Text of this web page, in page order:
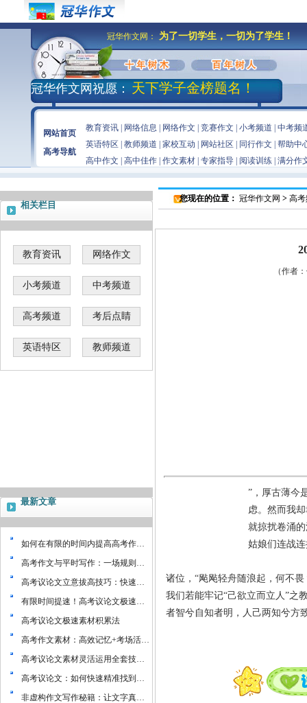
冠华作文网： 为了一切学生，一切为了学生！
冠华作文网祝愿： 天下学子金榜题名！
网站首页
高考导航
教育资讯| 网络信息 网络作文 竞赛作文 小考频道
中考频
英语特区
教师频道 家校互动 网站社区 同行作文
帮助中
高中作文
高中佳作| 作文素材| 专家指导| 阅读训练| 满分作
相关栏目
教育资讯 网络作文
小考频道 中考频道
高考频道 考后点睛
英语特区 教师频道
最新文章
如何在有限的时间内提高高考作…
高考作文与平时写作：一场规则…
高考议论文立意拔高技巧：快速…
有限时间提速！高考议论文极速…
高考议论文极速素材积累法
高考作文素材：高效记忆+考场活…
高考议论文素材灵活运用全套技…
高考议论文：如何快速精准找到…
非虚构作文写作秘籍：让文字真…
您现在的位置： 冠华作文网 > 高
（作者
”，厚古薄今
虑。然而我
就掠扰卷涌
姑娘们连战
诸位， “飐飐轻舟随浪起，何不
我们若能牢记“己欲立而立人”之
者智兮自知者明，人己两知兮方